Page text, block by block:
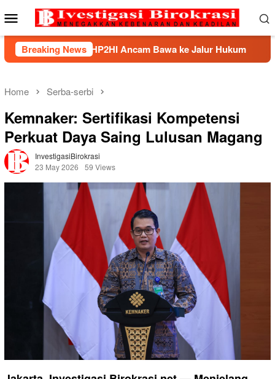
to
Mobile
Menu
Breaking News
BHP2HI Ancam Bawa ke Jalur Hukum Kemnaker
Home Serba-serbi
Kemnaker: Sertifikasi Kompetensi
Perkuat Daya Saing Lulusan Magang
InvestigasiBirokrasi
23 May 2026
59 Views